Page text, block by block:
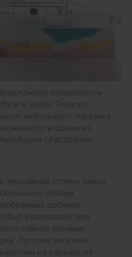
специалисты
и Studio Twocan,
небольшого магазина
в одном из
(Австралия).
массивной стойки лежит
слоями
добавок.
был реализован при
заливки
Логотип магазина
на каркасе из